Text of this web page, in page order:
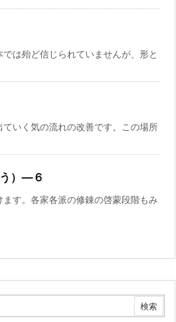
は殆ど信じられていませんが、形と
いく気の流れの改善です。この場所
）―６
す。各家各派の修錬の啓蒙段階もみ